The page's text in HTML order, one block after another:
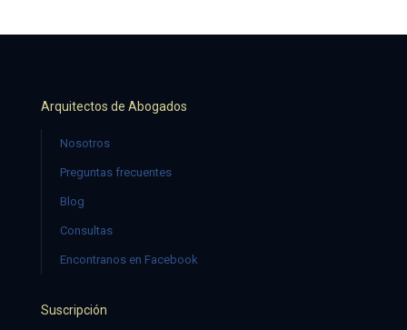
Arquitectos de Abogados
Nosotros
Preguntas frecuentes
Blog
Consultas
Encontranos en Facebook
Suscripción